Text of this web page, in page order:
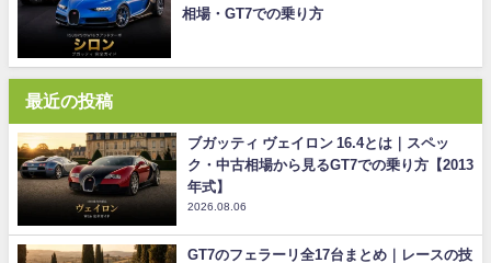
相場・GT7での乗り方
最近の投稿
ブガッティ ヴェイロン 16.4とは｜スペッ
ク・中古相場から見るGT7での乗り方【2013
年式】
2026.08.06
GT7のフェラーリ全17台まとめ｜レースの技